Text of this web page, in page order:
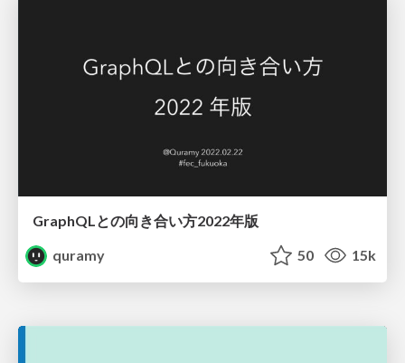
GraphQLとの向き合い方2022年版
quramy
50 15k